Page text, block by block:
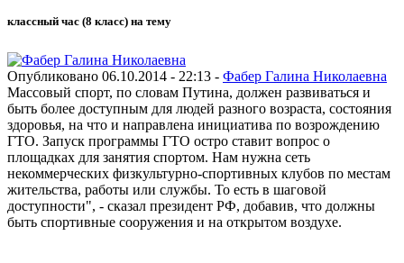
классный час (8 класс) на тему
Опубликовано 06.10.2014 - 22:13 - Фабер Галина Николаевна
Массовый спорт, по словам Путина, должен развиваться и
быть более доступным для людей разного возраста, состояния
здоровья, на что и направлена инициатива по возрождению
ГТО. Запуск программы ГТО остро ставит вопрос о
площадках для занятия спортом. Нам нужна сеть
некоммерческих физкультурно-спортивных клубов по местам
жительства, работы или службы. То есть в шаговой
доступности", - сказал президент РФ, добавив, что должны
быть спортивные сооружения и на открытом воздухе.